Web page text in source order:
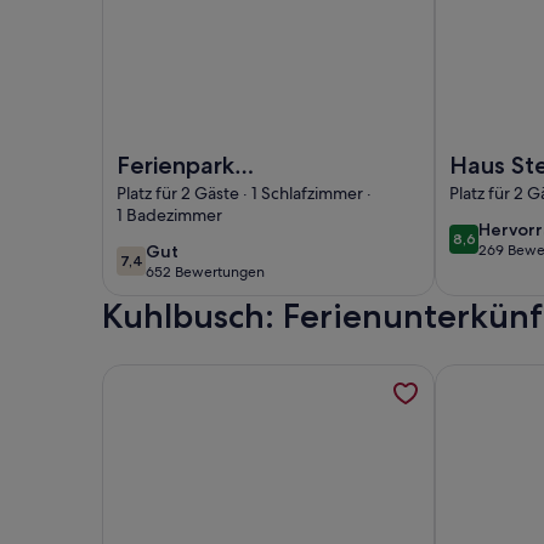
Ferienpark
Weissenhäuser
Strand
Platz für 2 Gäste · 1 Schlafzimmer ·
1 Badezimmer
7,47,4 von 10
Gut
gut
652 Bewertungen
(652
bewertungen)
Haus
Platz für 2
8,68,6 von 10
269
(269
Kuhlbusch: